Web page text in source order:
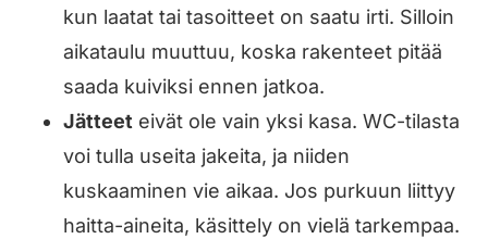
kun laatat tai tasoitteet on saatu irti. Silloin
aikataulu muuttuu, koska rakenteet pitää
saada kuiviksi ennen jatkoa.
Jätteet eivät ole vain yksi kasa. WC-tilasta
voi tulla useita jakeita, ja niiden
kuskaaminen vie aikaa. Jos purkuun liittyy
haitta-aineita, käsittely on vielä tarkempaa.